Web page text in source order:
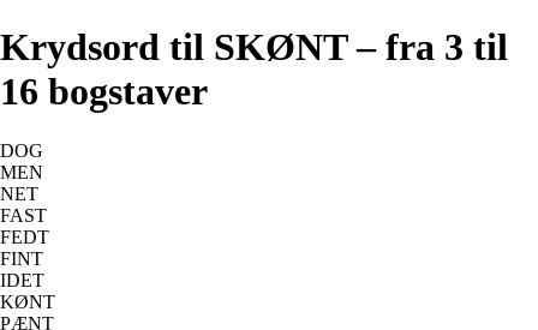
Krydsord til SKØNT – fra 3 til
16 bogstaver
DOG
MEN
NET
FAST
FEDT
FINT
IDET
KØNT
PÆNT